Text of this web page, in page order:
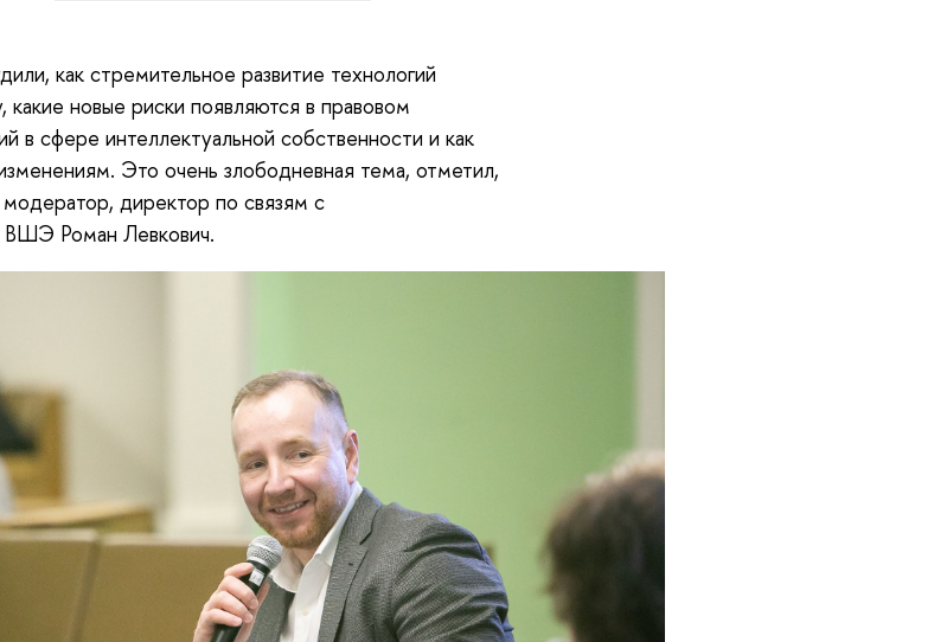
как стремительное развитие технологий
новые риски появляются в правовом
в сфере интеллектуальной собственности и как
Это очень злободневная тема, отметил,
директор по связям с
Роман Левкович.